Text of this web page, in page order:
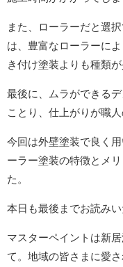
また、ローラーだと選
は、豊富なローラーに
き付け塗装よりも種類が
最後に、ムラができる
ことり、仕上がりが職
今回は外壁塗装で良く
ーラー塗装の特徴とメ
た。
本日も最後までお読み
マスターペイントは新
て。地域の皆さまに愛